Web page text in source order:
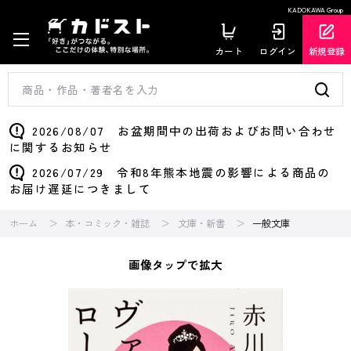
KADOKAWA Group
カート ログイン 新規登録
2026/08/07 お盆期間中の出荷およびお問い合わせ
に関するお知らせ
2026/07/29 令和8年熊本地震の影響による商品の
お届け遅延につきまして
ホーム 本・コミック・雑誌 文庫・新書 一般文庫
画像タップで拡大